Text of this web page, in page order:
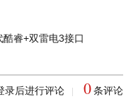
睿+双雷电3接口
录后进行评论 0 条评论